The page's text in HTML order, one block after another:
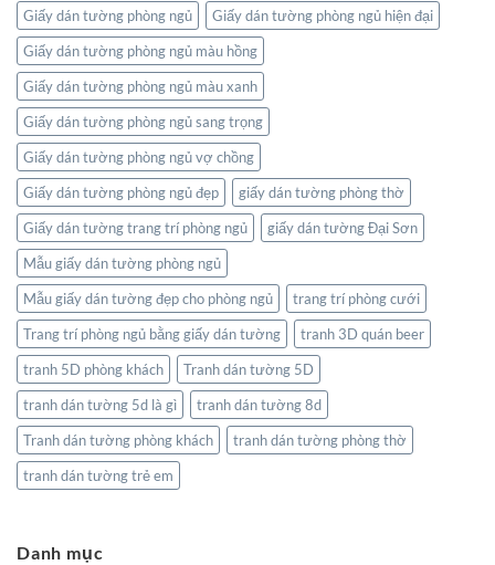
Giấy dán tường phòng ngủ
Giấy dán tường phòng ngủ hiện đại
Giấy dán tường phòng ngủ màu hồng
Giấy dán tường phòng ngủ màu xanh
Giấy dán tường phòng ngủ sang trọng
Giấy dán tường phòng ngủ vợ chồng
Giấy dán tường phòng ngủ đẹp
giấy dán tường phòng thờ
Giấy dán tường trang trí phòng ngủ
giấy dán tường Đại Sơn
Mẫu giấy dán tường phòng ngủ
Mẫu giấy dán tường đẹp cho phòng ngủ
trang trí phòng cưới
Trang trí phòng ngủ bằng giấy dán tường
tranh 3D quán beer
tranh 5D phòng khách
Tranh dán tường 5D
tranh dán tường 5d là gì
tranh dán tường 8d
Tranh dán tường phòng khách
tranh dán tường phòng thờ
tranh dán tường trẻ em
Danh mục